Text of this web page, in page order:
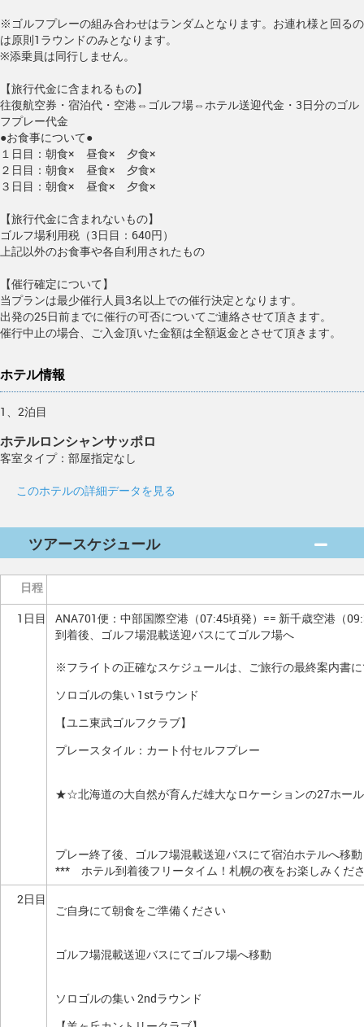
※ゴルフプレーの組み合わせはランダムとなります。お連れ様と回るの
は原則1ラウンドのみとなります。
※添乗員は同行しません。
【旅行代金に含まれるもの】
往復航空券・宿泊代・空港⇔ゴルフ場⇔ホテル送迎代金・3日分のゴル
フプレー代金
●お食事について●
１日目：朝食× 昼食× 夕食×
２日目：朝食× 昼食× 夕食×
３日目：朝食× 昼食× 夕食×
【旅行代金に含まれないもの】
ゴルフ場利用税（3日目：640円）
上記以外のお食事や各自利用されたもの
【催行確定について】
当プランは最少催行人員3名以上での催行決定となります。
出発の25日前までに催行の可否についてご連絡させて頂きます。
催行中止の場合、ご入金頂いた金額は全額返金とさせて頂きます。
ホテル情報
1、2泊目
ホテルロンシャンサッポロ
客室タイプ：部屋指定なし
このホテルの詳細データを見る
ツアースケジュール
日程
1日目
ANA701便：中部国際空港（07:45頃発）== 新千歳空港（
到着後、ゴルフ場混載送迎バスにてゴルフ場へ
※フライトの正確なスケジュールは、ご旅行の最終案内書
ソロゴルの集い 1stラウンド
【ユニ東武ゴルフクラブ】
プレースタイル：カート付セルフプレー
★☆北海道の大自然が育んだ雄大なロケーションの27ホー
プレー終了後、ゴルフ場混載送迎バスにて宿泊ホテルへ移動
*** ホテル到着後フリータイム！札幌の夜をお楽しみく
2日目
ご自身にて朝食をご準備ください
ゴルフ場混載送迎バスにてゴルフ場へ移動
ソロゴルの集い 2ndラウンド